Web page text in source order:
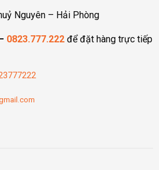
Nguyên – Hải Phòng
0823.777.222để đặt hàng trực tiếp